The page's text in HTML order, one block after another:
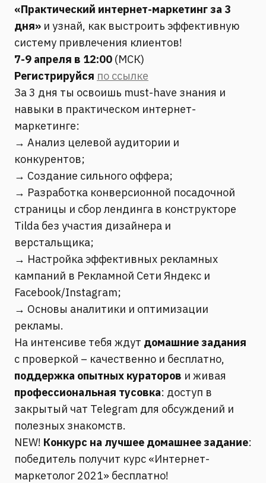
«Практический интернет-маркетинг за 3
дня» и узнай, как выстроить эффективную
систему привлечения клиентов!
7-9 апреля в 12:00 (МСК)
Регистрируйся по ссылке
За 3 дня ты освоишь must-have знания и
навыки в практическом интернет-
маркетинге:
→ Анализ целевой аудитории и
конкурентов;
→ Создание сильного оффера;
→ Разработка конверсионной посадочной
страницы и сбор лендинга в конструкторе
Tilda без участия дизайнера и
верстальщика;
→ Настройка эффективных рекламных
кампаний в Рекламной Сети Яндекс и
Facebook/Instagram;
→ Основы аналитики и оптимизации
рекламы.
На интенсиве тебя ждут домашние задания
с проверкой – качественно и бесплатно,
поддержка опытных кураторов и живая
профессиональная тусовка: доступ в
закрытый чат Telegram для обсуждений и
полезных знакомств.
NEW! Конкурс на лучшее домашнее задание:
победитель получит курс «Интернет-
маркетолог 2021» бесплатно!